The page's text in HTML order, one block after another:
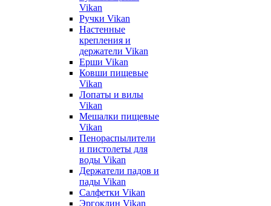
Vikan
Ручки Vikan
Настенные
крепления и
держатели Vikan
Ерши Vikan
Ковши пищевые
Vikan
Лопаты и вилы
Vikan
Мешалки пищевые
Vikan
Пенораспылители
и пистолеты для
воды Vikan
Держатели падов и
пады Vikan
Салфетки Vikan
Эргоклин Vikan